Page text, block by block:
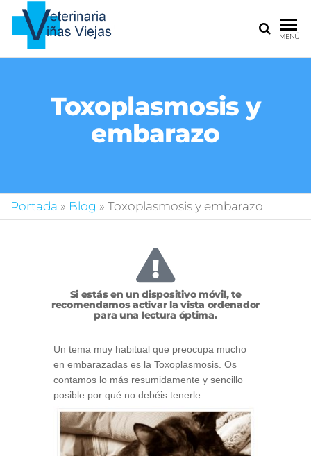
de todas
tus
mascotas
MENÚ
Toxoplasmosis y
embarazo
Portada » Blog » Toxoplasmosis y embarazo
Si estás en un dispositivo móvil, te
recomendamos activar la vista ordenador
para una lectura óptima.
Un tema muy habitual que preocupa mucho
en embarazadas es la Toxoplasmosis. Os
contamos lo más resumidamente y sencillo
posible porqué no debéis tenerle